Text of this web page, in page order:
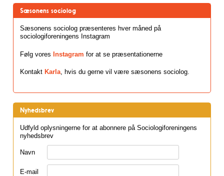
Sæsonens sociolog
Sæsonens sociolog præsenteres hver måned på
sociologiforeningens Instagram
Følg vores Instagram for at se præsentationerne
Kontakt Karla, hvis du gerne vil være sæsonens sociolog.
Nyhedsbrev
Udfyld oplysningerne for at abonnere på Sociologiforeningens
nyhedsbrev
Navn
E-mail